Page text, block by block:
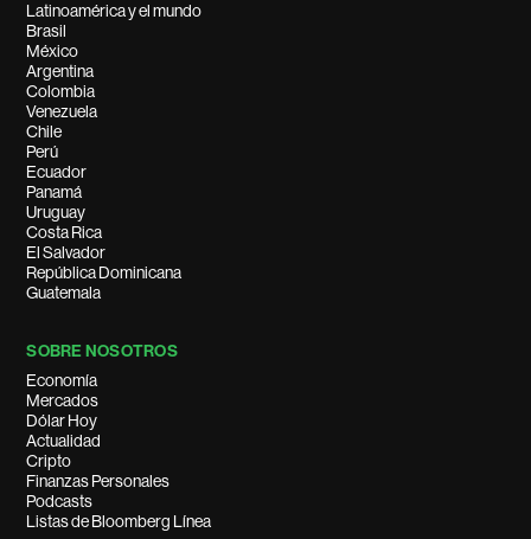
Latinoamérica y el mundo
Brasil
México
Argentina
Colombia
Venezuela
Chile
Perú
Ecuador
Panamá
Uruguay
Costa Rica
El Salvador
República Dominicana
Guatemala
SOBRE NOSOTROS
Economía
Mercados
Dólar Hoy
Actualidad
Cripto
Finanzas Personales
Podcasts
Listas de Bloomberg Línea